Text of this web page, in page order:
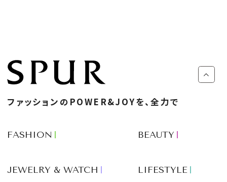
ファッションのPOWER&JOYを、全力で
FASHION BEAUTY
JEWELRY & WATCH LIFESTYLE